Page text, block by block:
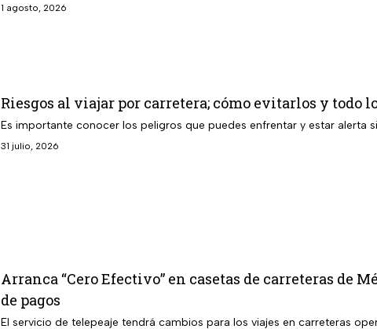
1 agosto, 2026
Riesgos al viajar por carretera; cómo evitarlos y todo
Es importante conocer los peligros que puedes enfrentar y estar alerta
31 julio, 2026
Arranca “Cero Efectivo” en casetas de carreteras de
de pagos
El servicio de telepeaje tendrá cambios para los viajes en carreteras